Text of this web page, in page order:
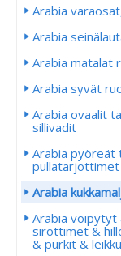
Arabia
Arabia
Arabia matalat
Arabia syvät
Arabia ovaalit
sillivadit
Arabia
pullatarjottimet
Arabia
Arabia
sirottimet &
& purkit &